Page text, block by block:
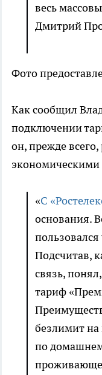
весь
Дмитрий
Фото
Как сообщил
подключении
он, прежде
«С
основания.
Подсчитав,
связь,
тариф
безлимит
по